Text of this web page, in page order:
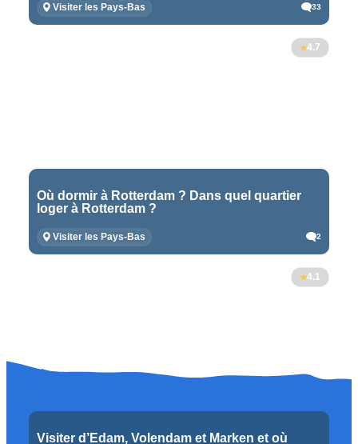
Visiter les Pays-Bas 33
4.7
Où dormir à Rotterdam ? Dans quel quartier
loger à Rotterdam ?
Visiter les Pays-Bas 2
4.1
Visiter d’Edam, Volendam et Marken et où